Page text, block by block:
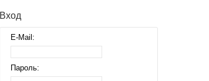
Вход
E-Mail:
Пароль: